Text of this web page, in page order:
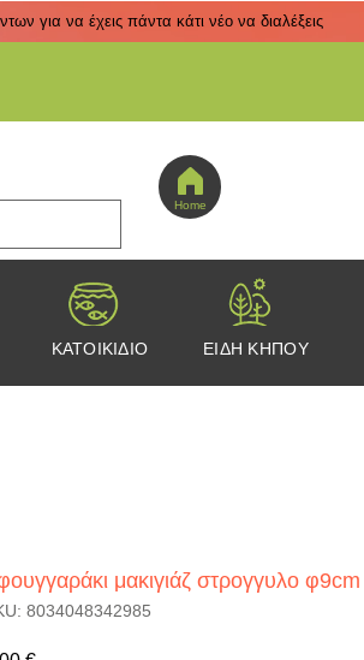
για να έχεις πάντα κάτι νέο να διαλέξεις
Home
ΚΑΤΟΙΚΙΔΙΟ ΕΙΔΗ ΚΗΠΟΥ
μακιγιάζ στρογγυλο φ9cm
8034048342985